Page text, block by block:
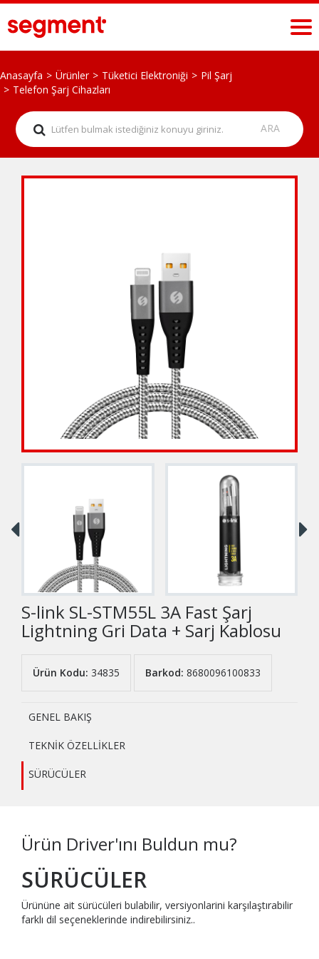
Anasayfa Ürünler Tüketici Elektroniği
Pil Şarj
Telefon Şarj Cihazları
S-link SL-STM55L 3A Fast Şarj
Lightning Gri Data + Sarj Kablosu
Ürün Kodu: 34835 Barkod: 8680096100833
GENEL BAKIŞ
TEKNİK ÖZELLİKLER
SÜRÜCÜLER
Ürün Driver'ını Buldun mu?
SÜRÜCÜLER
Ürününe ait sürücüleri bulabilir, versiyonlarini karşılaştırabilir
farklı dil seçeneklerinde indirebilirsiniz..